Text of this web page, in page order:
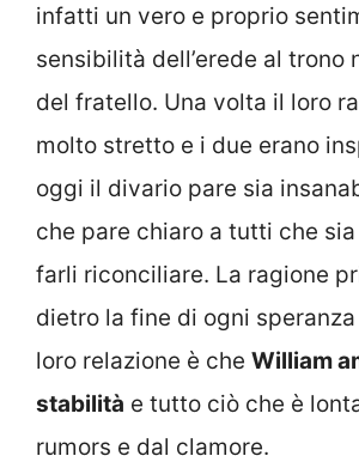
infatti un vero e proprio
sensibilità dell’erede al trono
del fratello. Una volta il loro
molto stretto e i due erano
oggi il divario pare sia
che pare chiaro a tutti che
farli riconciliare. La ragione
dietro la fine di ogni
loro relazione è che William
stabilità e tutto ciò che è
rumors e dal clamore.